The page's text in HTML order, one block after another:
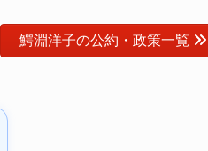
鰐淵洋子の公約・政策一覧